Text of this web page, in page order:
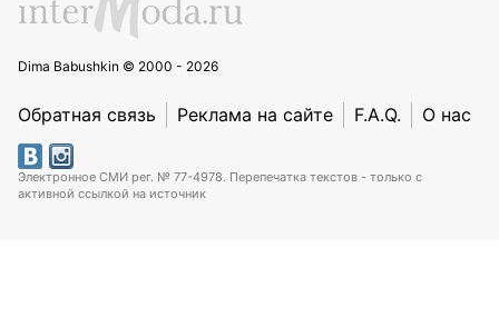
Dima Babushkin © 2000 - 2026
Обратная связь Реклама на сайте F.A.Q. О нас
Электронное СМИ рег. № 77-4978. Перепечатка текстов - только с
активной ссылкой на источник